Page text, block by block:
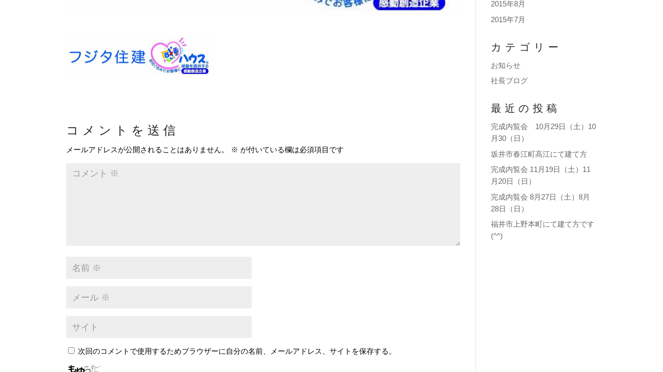
コメントを送信
メールアドレスが公開されることはありません。 ※ が付いている欄は必須項目です
次回のコメントで使用するためブラウザーに自分の名前、メールアドレス、サイトを保存する。
2015年8月
2015年7月
カテゴリー
お知らせ
社長ブログ
最近の投稿
完成内覧会 10月29日（土）10
月30（日）
坂井市春江町高江にて建て方
完成内覧会 11月19日（土）11
月20日（日）
完成内覧会 8月27日（土）8月
28日（日）
福井市上野本町にて建て方です
(^^)